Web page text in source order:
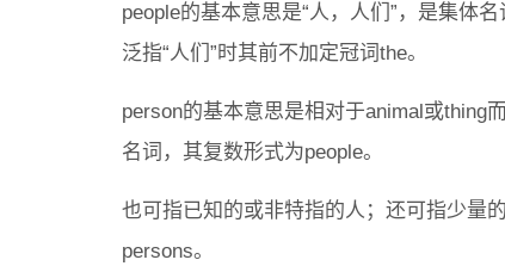
people的基本意思是“人，人们”，是集体
泛指“人们”时其前不加定冠词the。
person的基本意思是相对于animal或thing
名词，其复数形式为people。
也可指已知的或非特指的人；还可指少量
persons。